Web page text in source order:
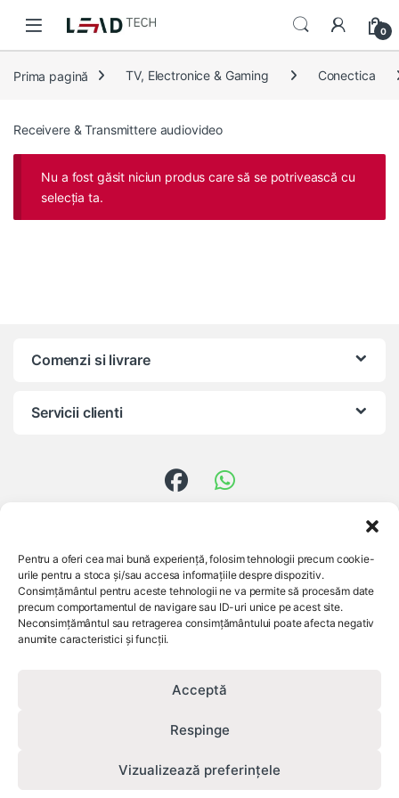
Pentru a oferi cea mai bună experiență, folosim tehnologii precum cookie-
urile pentru a stoca și/sau accesa informațiile despre dispozitiv.
Consimțământul pentru aceste tehnologii ne va permite să procesăm date
precum comportamentul de navigare sau ID-uri unice pe acest site.
Neconsimțământul sau retragerea consimțământului poate afecta negativ
anumite caracteristici și funcții.
Acceptă
Respinge
Vizualizează preferințele
0
Prima pagină TV, Electronice & Gaming Conectica
Receivere & Transmittere audiovideo
Nu a fost găsit niciun produs care să se potrivească cu
selecția ta.
Comenzi si livrare
Servicii clienti
0756 824 557